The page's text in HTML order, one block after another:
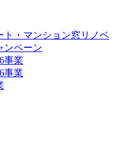
ト・マンション窓リノベ
ンペーン
事業
事業